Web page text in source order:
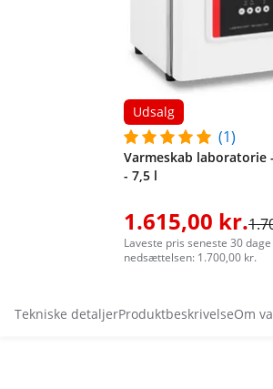
Udsalg
(1)
Varmeskab laboratorie
- 7,5 l
1.615,00 kr.
Laveste pris seneste 30
nedsættelsen: 1.700,00 kr.
Tekniske detaljerProduktbeskrivelseOm